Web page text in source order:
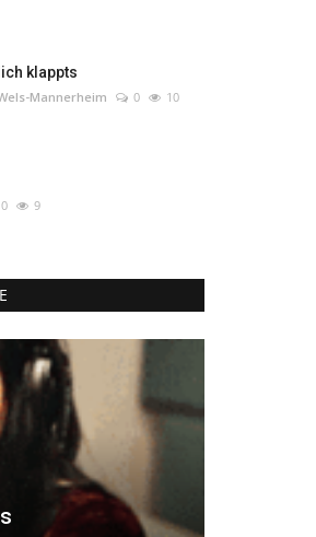
klappts
Mannerheim 0 10
0 9